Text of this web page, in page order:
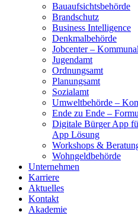
Bauaufsichtsbehörde
Brandschutz
Business Intelligence
Denkmalbehörde
Jobcenter –
Jugendamt
Ordnungsamt
Planungsamt
Sozialamt
Umweltbehörde –
Ende zu Ende –
Digitale Bürger App
App Lösung
Workshops &
Wohngeldbehörde
Unternehmen
Karriere
Aktuelles
Kontakt
Akademie